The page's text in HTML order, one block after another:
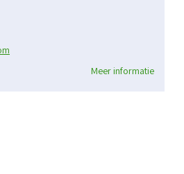
Meer informatie